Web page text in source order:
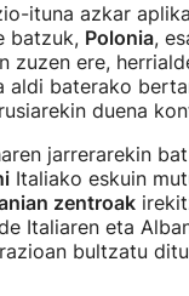
ituna azkar
batzuk, Polonia,
ere,
baterako
duena
jarrerarekin
Italiako eskuin
zentroak
Italiaren eta
bultzatu